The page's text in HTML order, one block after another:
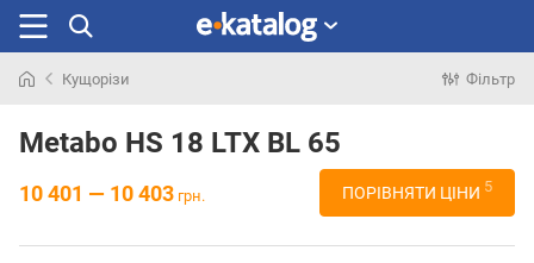
раніше
Кущорізи Фільтр
Metabo HS 18 LTX BL 65
10 401 — 10 403 грн. ПОРІВНЯТИ ЦІНИ 5